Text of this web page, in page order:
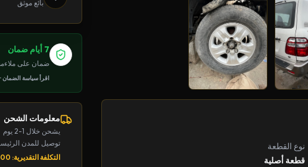
نوع القطعة
قطعة أصلية
بائع موثق
7 أيام ضمان
ضمان على
اقرأ سياسة الضمان
معلومات الشحن
يشحن خلال 1-2 يوم
توصيل للمدن الرئيسية
التكلفة التقديرية: 32.00